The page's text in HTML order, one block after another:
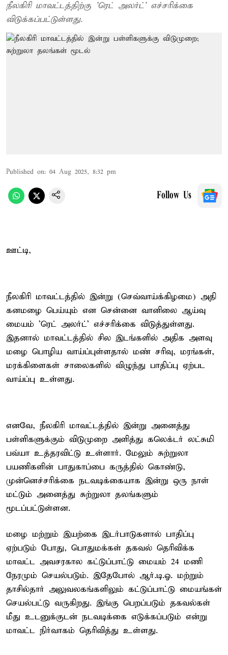
நீலகிரி மாவட்டத்திற்கு 'ரெட் அலர்ட்' எச்சரிக்கை
விடுக்கப்பட்டுள்ளது.
Published on: 04 Aug 2025, 8:32 pm
Follow Us
ஊட்டி,
நீலகிரி மாவட்டத்தில் இன்று (செவ்வாய்க்கிழமை) அதி
கனமழை பெய்யும் என சென்னை வானிலை ஆய்வு
மையம் 'ரெட் அலர்ட்' எச்சரிக்கை விடுத்துள்ளது.
இதனால் மாவட்டத்தில் சில இடங்களில் அதிக அளவு
மழை பொழிய வாய்ப்புள்ளதால் மண் சரிவு, மரங்கள்,
மரக்கிளைகள் சாலைகளில் விழுந்து பாதிப்பு ஏற்பட
வாய்ப்பு உள்ளது.
எனவே, நீலகிரி மாவட்டத்தில் இன்று அனைத்து
பள்ளிகளுக்கும் விடுமுறை அளித்து கலெக்டர் லட்சுமி
பவ்யா உத்தரவிட்டு உள்ளார். மேலும் சுற்றுலா
பயணிகளின் பாதுகாப்பை கருத்தில் கொண்டு,
முன்னெச்சரிக்கை நடவடிக்கையாக இன்று ஒரு நாள்
மட்டும் அனைத்து சுற்றுலா தலங்களும்
மூடப்பட்டுள்ளன.
மழை மற்றும் இயற்கை இடர்பாடுகளால் பாதிப்பு
ஏற்படும் போது, பொதுமக்கள் தகவல் தெரிவிக்க
மாவட்ட அவசரகால கட்டுப்பாட்டு மையம் 24 மணி
நேரமும் செயல்படும். இதேபோல் ஆர்.டி.ஓ. மற்றும்
தாசில்தார் அலுவலகங்களிலும் கட்டுப்பாட்டு மையங்கள்
செயல்பட்டு வருகிறது. இங்கு பெறப்படும் தகவல்கள்
மீது உடனுக்குடன் நடவடிக்கை எடுக்கப்படும் என்று
மாவட்ட நிர்வாகம் தெரிவித்து உள்ளது.